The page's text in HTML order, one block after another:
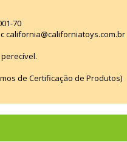
70
california@californiatoys.com.br
de Certificação de Produtos)